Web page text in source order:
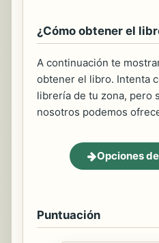
¿Cómo obtener el
A continuación te
obtener el libro. Intenta
librería de tu zona, pero
nosotros podemos
Opciones
Puntuación